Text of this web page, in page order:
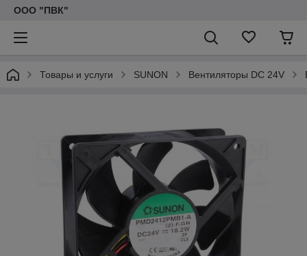
ООО "ПВК"
Товары и услуги SUNON Вентиляторы DC 24V